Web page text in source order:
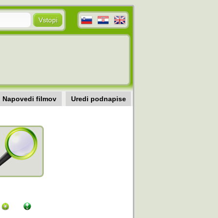
Napovedi filmov Uredi podnapise